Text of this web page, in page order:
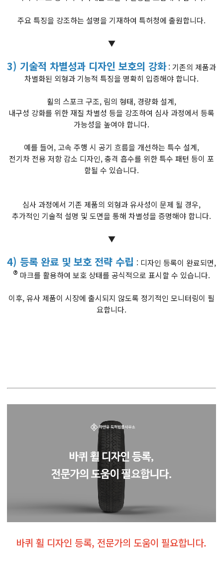
주요 특징을 강조하는 설명을 기재하여 특허청에 출원합니다.
▼
3) 기술적 차별성과 디자인 보호의 강화: 기존의 제품과
차별화된 외형과 기능적 특징을 명확히 입증해야 합니다.
휠의 스포크 구조, 림의 형태, 경량화 설계,
내구성 강화를 위한 재질 차별성 등을 강조하여 심사 과정에서 등록
가능성을 높여야 합니다.
예를 들어, 고속 주행 시 공기 흐름을 개선하는 특수 설계,
전기차 전용 저항 감소 디자인, 충격 흡수를 위한 특수 패턴 등이 포
함될 수 있습니다.
심사 과정에서 기존 제품의 외형과 유사성이 문제 될 경우,
추가적인 기술적 설명 및 도면을 통해 차별성을 증명해야 합니다.
▼
4) 등록 완료 및 보호 전략 수립 : 디자인 등록이 완료되면,
® 마크를 활용하여 보호 상태를 공식적으로 표시할 수 있습니다.
이후, 유사 제품이 시장에 출시되지 않도록 정기적인 모니터링이 필
요합니다.
바퀴 휠 디자인 등록, 전문가의 도움이 필요합니다.